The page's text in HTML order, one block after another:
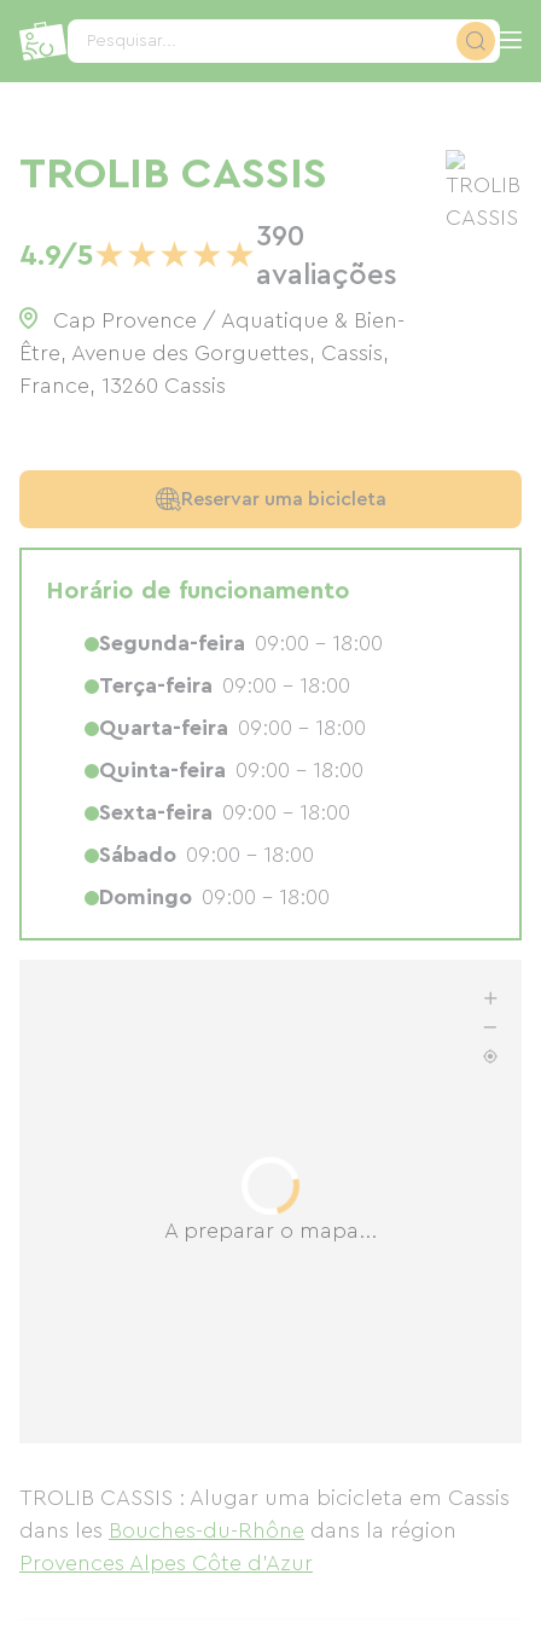
Pesquisar...
TROLIB CASSIS
4.9/5★★★★★
390
avaliações
Cap Provence / Aquatique & Bien-
Être, Avenue des Gorguettes, Cassis,
France, 13260 Cassis
A preparar o mapa...
TROLIB CASSIS : Alugar uma bicicleta em Cassis
dans les Bouches-du-Rhône dans la région
Provences Alpes Côte d'Azur
Reservar uma bicicleta
Horário de funcionamento
Segunda-feira 09:00 - 18:00
Terça-feira 09:00 - 18:00
Quarta-feira 09:00 - 18:00
Quinta-feira 09:00 - 18:00
Sexta-feira 09:00 - 18:00
Sábado 09:00 - 18:00
Domingo 09:00 - 18:00
Painel de Gerenciamento de Cookies